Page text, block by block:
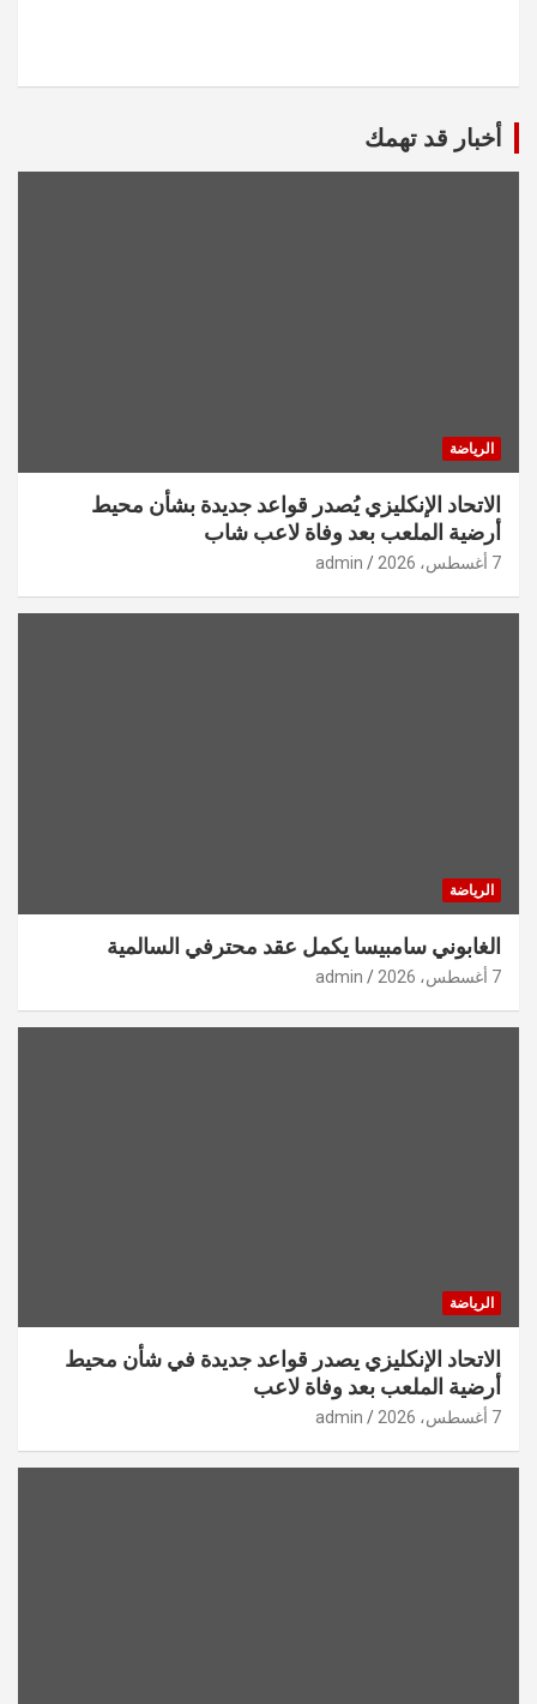
أخبار قد تهمك
الرياضة
الاتحاد الإنكليزي يُصدر قواعد جديدة بشأن محيط
أرضية الملعب بعد وفاة لاعب شاب
7 أغسطس، 2026 admin
الرياضة
الغابوني سامبيسا يكمل عقد محترفي السالمية
7 أغسطس، 2026 admin
الرياضة
الاتحاد الإنكليزي يصدر قواعد جديدة في شأن محيط
أرضية الملعب بعد وفاة لاعب
7 أغسطس، 2026 admin